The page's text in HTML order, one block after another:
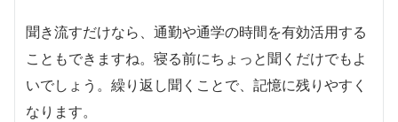
聞き流すだけなら、通勤や通学の時間を有効活用する
こともできますね。寝る前にちょっと聞くだけでもよ
いでしょう。繰り返し聞くことで、記憶に残りやすく
なります。